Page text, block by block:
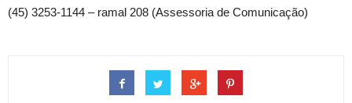
(45) 3253-1144 – ramal 208 (Assessoria de Comunicação)